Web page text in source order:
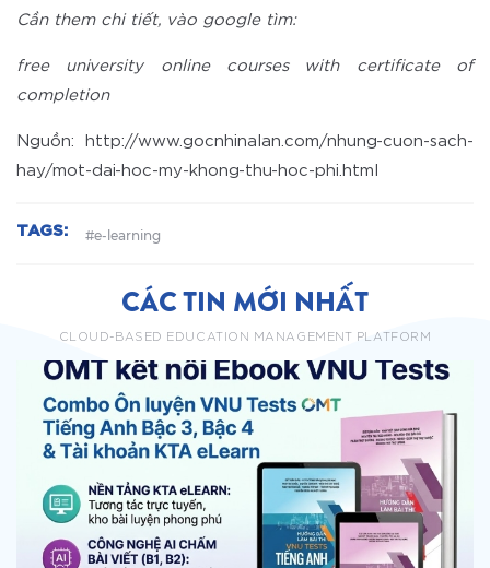
Cần them chi tiết, vào google tìm:
free university online courses with certificate of
completion
Nguồn: http://www.gocnhinalan.com/nhung-cuon-sach-
hay/mot-dai-hoc-my-khong-thu-hoc-phi.html
TAGS: #e-learning
CÁC TIN MỚI NHẤT
CLOUD-BASED EDUCATION MANAGEMENT PLATFORM